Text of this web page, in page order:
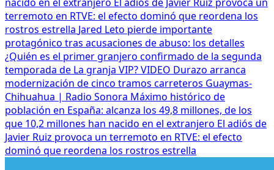
terremoto en RTVE: el efecto dominó que reordena los
rostros estrella Jared Leto pierde importante
protagónico tras acusaciones de abuso: los detalles
¿Quién es el primer granjero confirmado de la segunda
temporada de La granja VIP? VIDEO Durazo arranca
modernización de cinco tramos carreteros Guaymas-
Chihuahua | Radio Sonora Máximo histórico de
población en España: alcanza los 49,8 millones, de los
que 10,2 millones han nacido en el extranjero El adiós de
Javier Ruiz provoca un terremoto en RTVE: el efecto
dominó que reordena los rostros estrella